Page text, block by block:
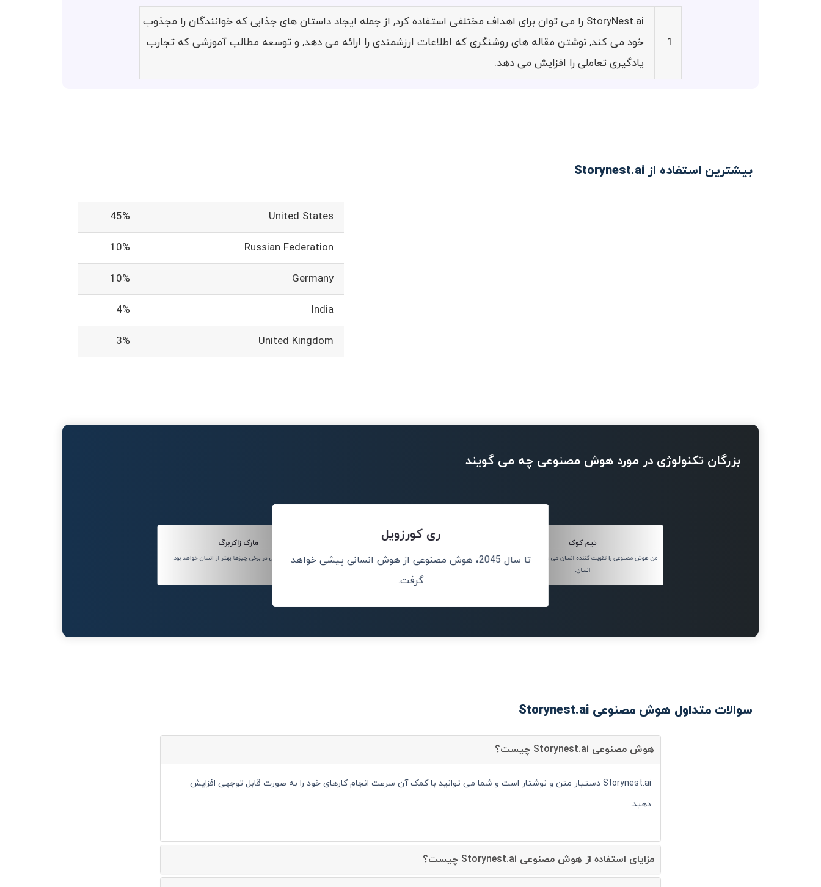
1
StoryNest.ai را می توان برای اهداف مختلفی استفاده کرد, از جمله ایجاد داستان های جذابی که خوانندگان را مجذوب
خود می کند, نوشتن مقاله های روشنگری که اطلاعات ارزشمندی را ارائه می دهد, و توسعه مطالب آموزشی که تجارب
یادگیری تعاملی را افزایش می دهد.
بیشترین استفاده از Storynest.ai
United States
45%
Russian Federation
10%
Germany
10%
India
4%
United Kingdom
3%
بزرگان تکنولوژی در مورد هوش مصنوعی چه می گویند
تیم کوک
من هوش مصنوعی را تقویت کننده انسان می دانم، نه جایگزین
انسان.
ری کورزویل
تا سال 2045، هوش مصنوعی از هوش انسانی پیشی خواهد
گرفت.
مارک زاکربرگ
هوش مصنوعی در برخی چیزها بهتر از انسان خواهد بود.
سوالات متداول هوش مصنوعی Storynest.ai
هوش مصنوعی Storynest.ai چیست؟
Storynest.ai دستیار متن و نوشتار است و شما می توانید با کمک آن سرعت انجام کارهای خود را به صورت قابل توجهی افزایش
دهید.
مزایای استفاده از هوش مصنوعی Storynest.ai چیست؟